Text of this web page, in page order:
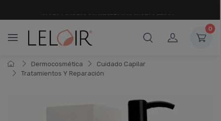
0
Dermocosmética
Cuidado Capilar
Tratamientos Y Reparación